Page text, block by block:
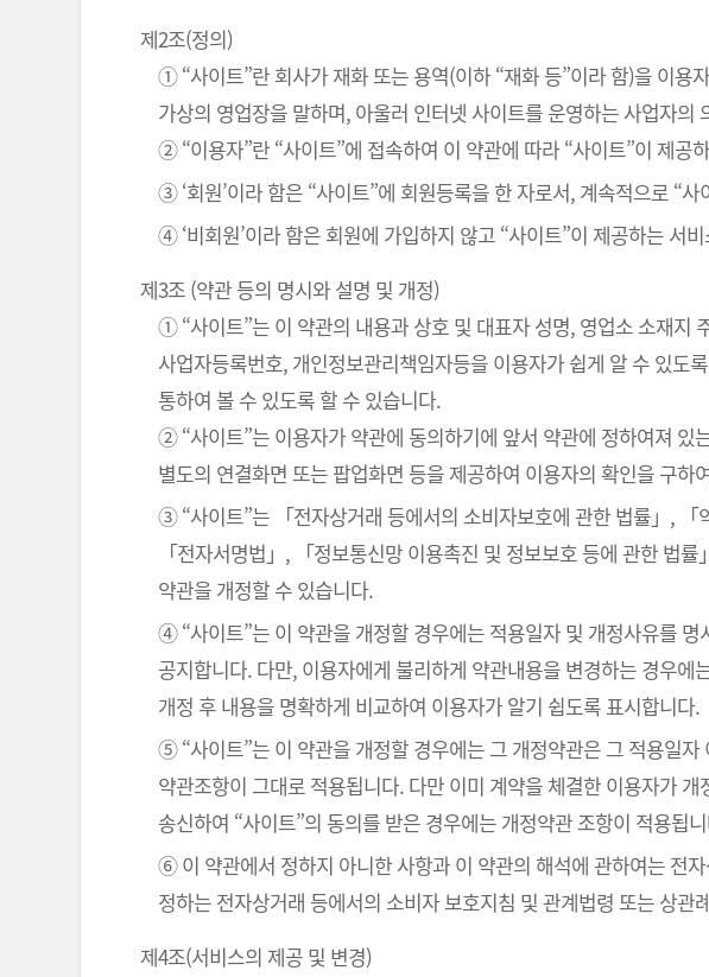
제2조(정의)
① “사이트”란 회사가 재화 또는 용역(이하 “재화 등”이라 함)을 이
가상의 영업장을 말하며, 아울러 인터넷 사이트를 운영하는 사업자의
② “이용자”란 “사이트”에 접속하여 이 약관에 따라 “사이트”이 제공
③ ‘회원’이라 함은 “사이트”에 회원등록을 한 자로서, 계속적으로 “
④ ‘비회원’이라 함은 회원에 가입하지 않고 “사이트”이 제공하는 서
제3조 (약관 등의 명시와 설명 및 개정)
① “사이트”는 이 약관의 내용과 상호 및 대표자 성명, 영업소 소재지
사업자등록번호, 개인정보관리책임자등을 이용자가 쉽게 알 수 있
통하여 볼 수 있도록 할 수 있습니다.
② “사이트”는 이용자가 약관에 동의하기에 앞서 약관에 정하여져
별도의 연결화면 또는 팝업화면 등을 제공하여 이용자의 확인을 구하
③ “사이트”는 「전자상거래 등에서의 소비자보호에 관한 법률」,
「전자서명법」, 「정보통신망 이용촉진 및 정보보호 등에 관한 법
약관을 개정할 수 있습니다.
④ “사이트”는 이 약관을 개정할 경우에는 적용일자 및 개정사유를
공지합니다. 다만, 이용자에게 불리하게 약관내용을 변경하는 경우
개정 후 내용을 명확하게 비교하여 이용자가 알기 쉽도록 표시합니다.
⑤ “사이트”는 이 약관을 개정할 경우에는 그 개정약관은 그 적용일
약관조항이 그대로 적용됩니다. 다만 이미 계약을 체결한 이용자가
송신하여 “사이트”의 동의를 받은 경우에는 개정약관 조항이 적용됩
⑥ 이 약관에서 정하지 아니한 사항과 이 약관의 해석에 관하여는 전
정하는 전자상거래 등에서의 소비자 보호지침 및 관계법령 또는 상관
제4조(서비스의 제공 및 변경)